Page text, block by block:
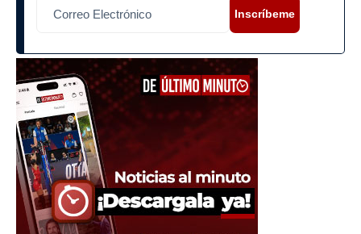
Inscríbeme